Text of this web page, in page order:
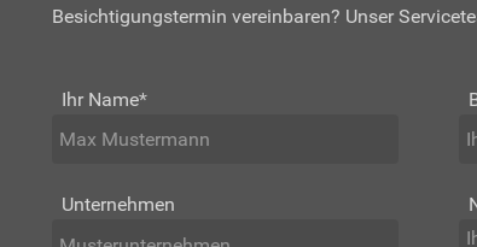
Besichtigungstermin vereinbaren? Unser
Ihr Name*
Unternehmen